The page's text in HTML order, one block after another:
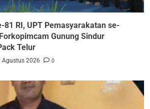
81 RI, UPT Pemasyarakatan se-
Gunung Sindur
Telur
Agustus 2026 0